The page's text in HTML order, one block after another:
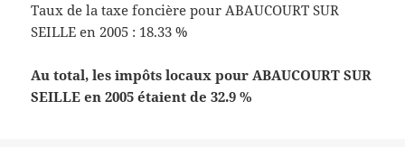
Taux de la taxe foncière pour ABAUCOURT SUR
SEILLE en 2005 : 18.33 %
Au total, les impôts locaux pour ABAUCOURT SUR
SEILLE en 2005 étaient de 32.9 %